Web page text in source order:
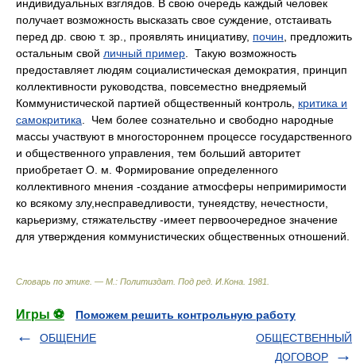
индивидуальных взглядов. В свою очередь каждый человек
получает возможность высказать свое суждение, отстаивать
перед др. свою т. зр., проявлять инициативу, почин , предложить
остальным свой личный пример . Такую возможность
предоставляет людям социалистическая демократия, принцип
коллективности руководства, повсеместно внедряемый
Коммунистической партией общественный контроль, критика и
самокритика . Чем более сознательно и свободно народные
массы участвуют в многостороннем процессе государственного
и общественного управления, тем больший авторитет
приобретает О. м. Формирование определенного
коллективного мнения -создание атмосферы непримиримости
ко всякому злу,несправедливости, тунеядству, нечестности,
карьеризму, стяжательству -имеет первоочередное значение
для утверждения коммунистических общественных отношений.
Словарь по этике. — М.: Политиздат Под ред. И.Кона 1981
Игры ⚽
Поможем решить контрольную работу
ОБЩЕНИЕ
ОБЩЕСТВЕННЫЙ
ДОГОВОР